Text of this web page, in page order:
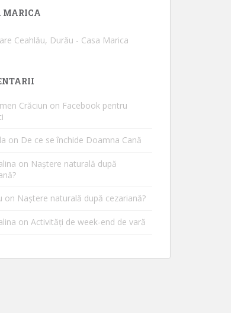
MARICA
Crăciun on Facebook pentru
on De ce se închide Doamna Cană
on Naștere naturală după
on Naștere naturală după cezariană?
on Activități de week-end de vară